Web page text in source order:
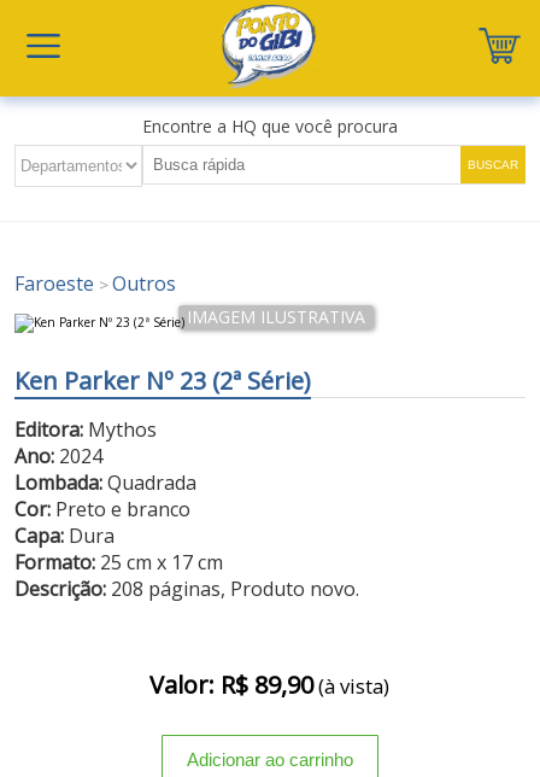
Encontre a HQ que você procura
Faroeste >Outros
Ken Parker Nº 23 (2ª Série)
Editora: Mythos
Ano: 2024
Lombada:Quadrada
Cor: Preto e branco
Capa: Dura
Formato: 25 cm x 17 cm
Descrição: 208 páginas, Produto novo.
Valor: R$ 89,90(à vista)